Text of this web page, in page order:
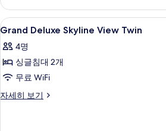
두
보
King
자
세
보
기
Grand
Deluxe
Skyline
View
Twin
사
이집트
18
Grand Deluxe Skyline View Twin
4명
싱글침대 2개
무료 WiFi
자세히 보기
Grand